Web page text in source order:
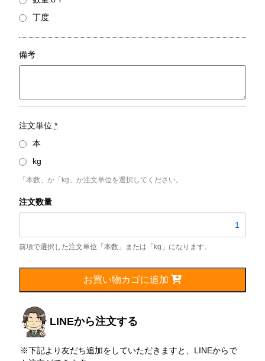
丁度
備考
注文単位 *
本
kg
「本数」か「kg」か注文単位を選択してください。
SGP
個
お買い物カゴに追加
LINEから注文する
※下記より友だち追加をしていただきますと、LINEからで